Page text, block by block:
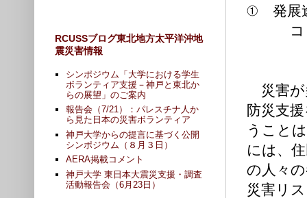
① 発展
コミ
災害が
防災支
うこと
には、
の人々
災害リ
RCUSSブログ東北地方太平洋沖地
震災害情報
シンポジウム「大学における学生
ボランティア支援－神戸と東北か
らの展望」のご案内
報告会（7/21）：パレスチナ人か
ら見た日本の災害ボランティア
神戸大学からの提言に基づく公開
シンポジウム（８月３日）
AERA掲載コメント
神戸大学 東日本大震災支援・調査
活動報告会（6月23日）